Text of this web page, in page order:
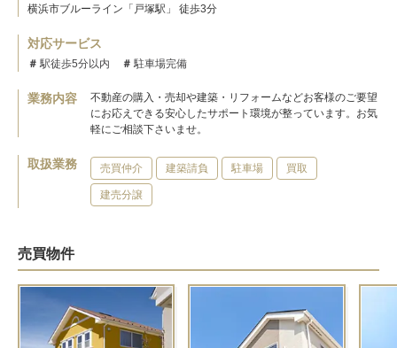
横浜市ブルーライン「戸塚駅」 徒歩3分
対応サービス
駅徒歩5分以内 駐車場完備
業務内容
不動産の購入・売却や建築・リフォームなどお客様のご要望
にお応えできる安心したサポート環境が整っています。お気
軽にご相談下さいませ。
取扱業務 売買仲介 建築請負 駐車場 買取
建売分譲
売買物件